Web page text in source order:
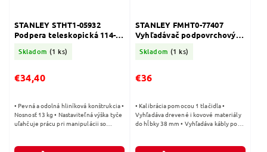
STANLEY STHT1-05932
Podpera teleskopická 114-
Skladom (1 ks)
€34,40
• Pevná a odolná hliníková konštrukcia •
Nosnosť 13 kg • Nastaviteľná výška tyče
uľahčuje prácu pri manipulácii so
STANLEY FMHT0-77407
Vyhľadávač podpovrchový
Skladom (1 ks)
€36
• Kalibrácia pomocou 1 tlačidla •
Vyhľadáva drevené i kovové materiály
do hĺbky 38 mm • Vyhľadáva kábly pod